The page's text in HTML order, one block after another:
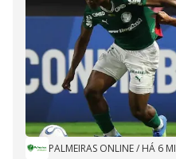
PALMEIRAS ONLINE/ HÁ 6